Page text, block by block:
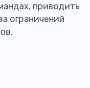
приводить
ограничений